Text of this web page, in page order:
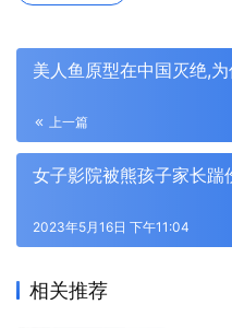
美人鱼原型在中国灭绝,
上一篇
女子影院被熊孩子家长
2023年5月16日 下午11:04
相关推荐